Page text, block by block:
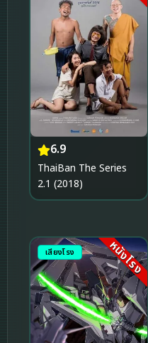
6.9
ThaiBan The Series
2.1 (2018)
เสียงโรง หนังโรง